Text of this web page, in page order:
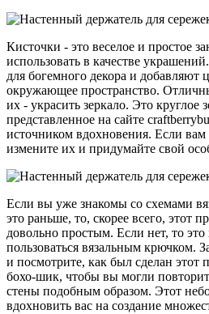
Кисточки - это веселое и простое
использовать в качестве
для богемного декора и добавляют
окружающее пространство.
их - украсить зеркало. Это круглое
представленное на сайте
источником вдохновения. Если вам
измените их и придумайте свой
Если вы уже знакомы со схемами
это раньше, то, скорее всего, этот
довольно простым. Если нет, то
пользоваться вязальным крючком.
и посмотрите, как был сделан этот
бохо-шик, чтобы вы могли
стены подобным образом. Этот
вдохновить вас на создание